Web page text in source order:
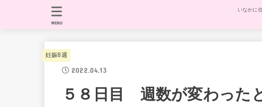
いなかに
MENU
妊娠8週
2022.04.13
５８日目 週数が変わった